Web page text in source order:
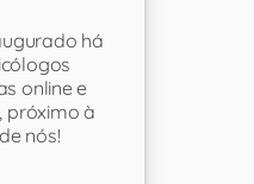
há
online e
próximo à
nós!